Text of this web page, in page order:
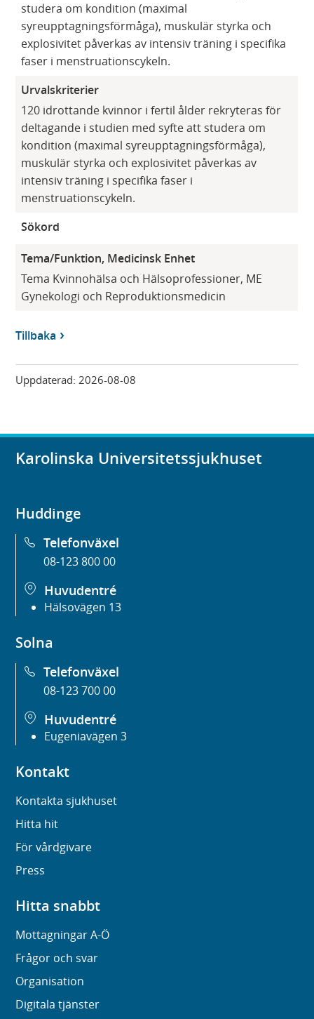
studera om kondition (maximal
syreupptagningsförmåga), muskulär styrka och
explosivitet påverkas av intensiv träning i specifika
faser i menstruationscykeln.
Urvalskriterier
120 idrottande kvinnor i fertil ålder rekryteras för
deltagande i studien med syfte att studera om
kondition (maximal syreupptagningsförmåga),
muskulär styrka och explosivitet påverkas av
intensiv träning i specifika faser i
menstruationscykeln.
Sökord
Tema/Funktion, Medicinsk Enhet
Tema Kvinnohälsa och Hälsoprofessioner, ME
Gynekologi och Reproduktionsmedicin
Tillbaka
Uppdaterad:2026-08-08
Karolinska Universitetssjukhuset
Huddinge
Telefonväxel
08-123 800 00
Huvudentré
Hälsovägen 13
Solna
Telefonväxel
08-123 700 00
Huvudentré
Eugeniavägen 3
Kontakt
Kontakta sjukhuset
Hitta hit
För vårdgivare
Press
Hitta snabbt
Mottagningar A-Ö
Frågor och svar
Organisation
Digitala tjänster